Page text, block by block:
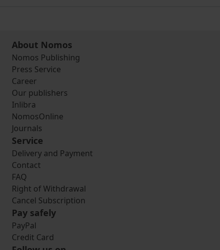
About Nomos
Nomos Publishing
Press Service
Career
Our publishers
Inlibra
NomosOnline
Journals
Service
Delivery and Payment
Contact
FAQ
Right of Withdrawal
Cancel Subscription
Pay safely
PayPal
Credit Card